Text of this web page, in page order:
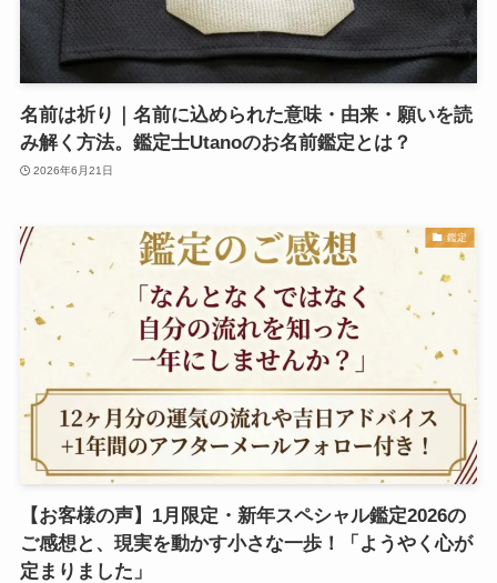
名前は祈り｜名前に込められた意味・由来・願いを読
み解く方法。鑑定士Utanoのお名前鑑定とは？
2026年6月21日
鑑定
【お客様の声】1月限定・新年スペシャル鑑定2026の
ご感想と、現実を動かす小さな一歩！「ようやく心が
定まりました」